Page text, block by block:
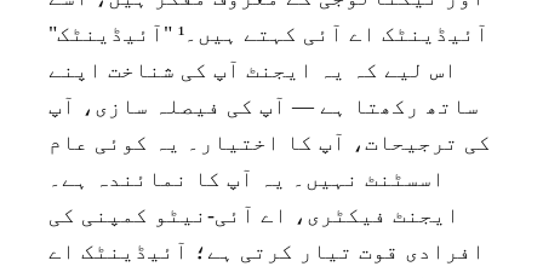
آئیڈینٹک اے آئی کہتے ہیں۔¹ "آئیڈینٹک"
اس لیے کہ یہ ایجنٹ آپ کی شناخت اپنے
ساتھ رکھتا ہے — آپ کی فیصلہ سازی، آپ
کی ترجیحات، آپ کا اختیار۔ یہ کوئی عام
اسسٹنٹ نہیں۔ یہ آپ کا نمائندہ ہے۔
ایجنٹ فیکٹری، اے آئی-نیٹو کمپنی کی
افرادی قوت تیار کرتی ہے؛ آئیڈینٹک اے